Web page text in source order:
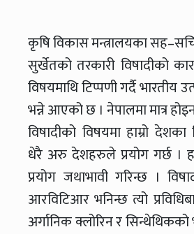
कृषि विकास मन्त्रालयका
सुर्खेतको तरकारी विषादीको
विषयमाथि टिप्पणी गर्दै भारतीय
भन्ने आएको छ । नेपालमा मात्र
विषादीको विषयमा हाम्रो
धेरै अरु देशहरुले प्रयोग गर्छ ।
प्रयोग जथाभावी गरिन्छ ।
आरविटिआर भनिन्छ त्यो
अर्गानिक क्लोरिन र